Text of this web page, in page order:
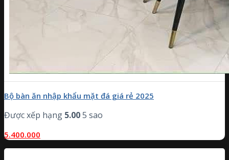
Bộ bàn ăn nhập khẩu mặt đá giá rẻ 2025
Được xếp hạng 5.005 sao
5.400.000